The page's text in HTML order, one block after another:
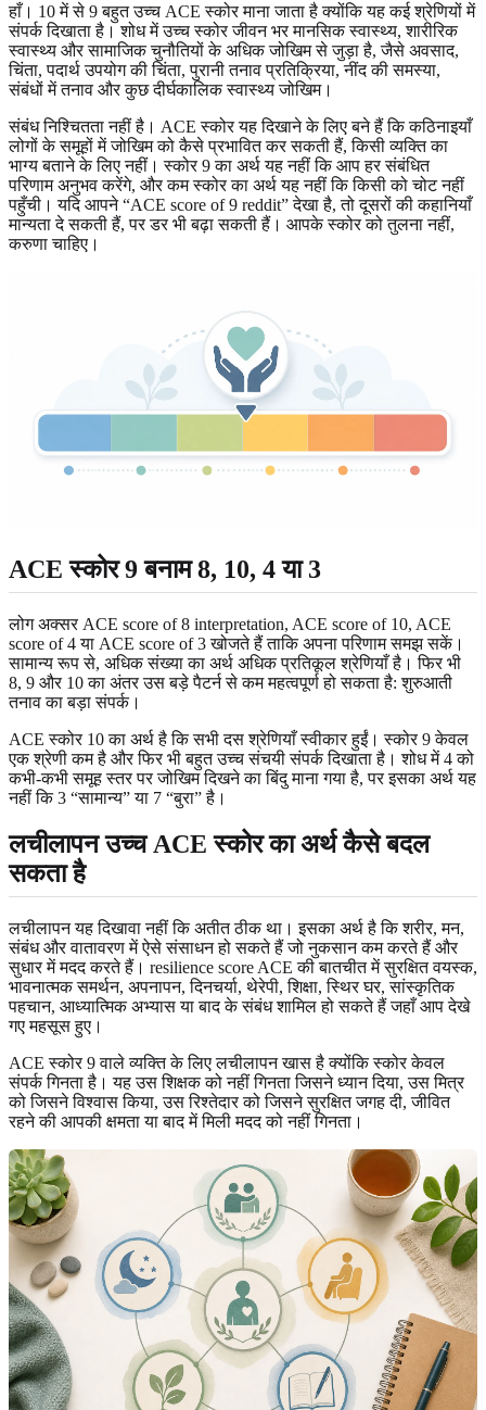
हाँ। 10 में से 9 बहुत उच्च ACE स्कोर माना जाता है क्योंकि यह कई श्रेणियों में
संपर्क दिखाता है। शोध में उच्च स्कोर जीवन भर मानसिक स्वास्थ्य, शारीरिक
स्वास्थ्य और सामाजिक चुनौतियों के अधिक जोखिम से जुड़ा है, जैसे अवसाद,
चिंता, पदार्थ उपयोग की चिंता, पुरानी तनाव प्रतिक्रिया, नींद की समस्या,
संबंधों में तनाव और कुछ दीर्घकालिक स्वास्थ्य जोखिम।
संबंध निश्चितता नहीं है। ACE स्कोर यह दिखाने के लिए बने हैं कि कठिनाइयाँ
लोगों के समूहों में जोखिम को कैसे प्रभावित कर सकती हैं, किसी व्यक्ति का
भाग्य बताने के लिए नहीं। स्कोर 9 का अर्थ यह नहीं कि आप हर संबंधित
परिणाम अनुभव करेंगे, और कम स्कोर का अर्थ यह नहीं कि किसी को चोट नहीं
पहुँची। यदि आपने “ACE score of 9 reddit” देखा है, तो दूसरों की कहानियाँ
मान्यता दे सकती हैं, पर डर भी बढ़ा सकती हैं। आपके स्कोर को तुलना नहीं,
करुणा चाहिए।
ACE स्कोर 9 बनाम 8, 10, 4 या 3
लोग अक्सर ACE score of 8 interpretation, ACE score of 10, ACE
score of 4 या ACE score of 3 खोजते हैं ताकि अपना परिणाम समझ सकें।
सामान्य रूप से, अधिक संख्या का अर्थ अधिक प्रतिकूल श्रेणियाँ है। फिर भी
8, 9 और 10 का अंतर उस बड़े पैटर्न से कम महत्वपूर्ण हो सकता है: शुरुआती
तनाव का बड़ा संपर्क।
ACE स्कोर 10 का अर्थ है कि सभी दस श्रेणियाँ स्वीकार हुईं। स्कोर 9 केवल
एक श्रेणी कम है और फिर भी बहुत उच्च संचयी संपर्क दिखाता है। शोध में 4 को
कभी-कभी समूह स्तर पर जोखिम दिखने का बिंदु माना गया है, पर इसका अर्थ यह
नहीं कि 3 “सामान्य” या 7 “बुरा” है।
लचीलापन उच्च ACE स्कोर का अर्थ कैसे बदल
सकता है
लचीलापन यह दिखावा नहीं कि अतीत ठीक था। इसका अर्थ है कि शरीर, मन,
संबंध और वातावरण में ऐसे संसाधन हो सकते हैं जो नुकसान कम करते हैं और
सुधार में मदद करते हैं। resilience score ACE की बातचीत में सुरक्षित वयस्क,
भावनात्मक समर्थन, अपनापन, दिनचर्या, थेरेपी, शिक्षा, स्थिर घर, सांस्कृतिक
पहचान, आध्यात्मिक अभ्यास या बाद के संबंध शामिल हो सकते हैं जहाँ आप देखे
गए महसूस हुए।
ACE स्कोर 9 वाले व्यक्ति के लिए लचीलापन खास है क्योंकि स्कोर केवल
संपर्क गिनता है। यह उस शिक्षक को नहीं गिनता जिसने ध्यान दिया, उस मित्र
को जिसने विश्वास किया, उस रिश्तेदार को जिसने सुरक्षित जगह दी, जीवित
रहने की आपकी क्षमता या बाद में मिली मदद को नहीं गिनता।